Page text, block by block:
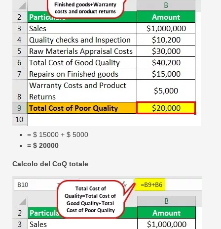
= $ 15000 + $ 5000
= $ 20000
Calcolo del CoQ totale